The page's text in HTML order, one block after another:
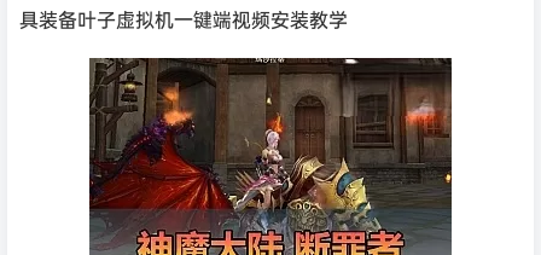
具装备叶子虚拟机一键端视频安装教学